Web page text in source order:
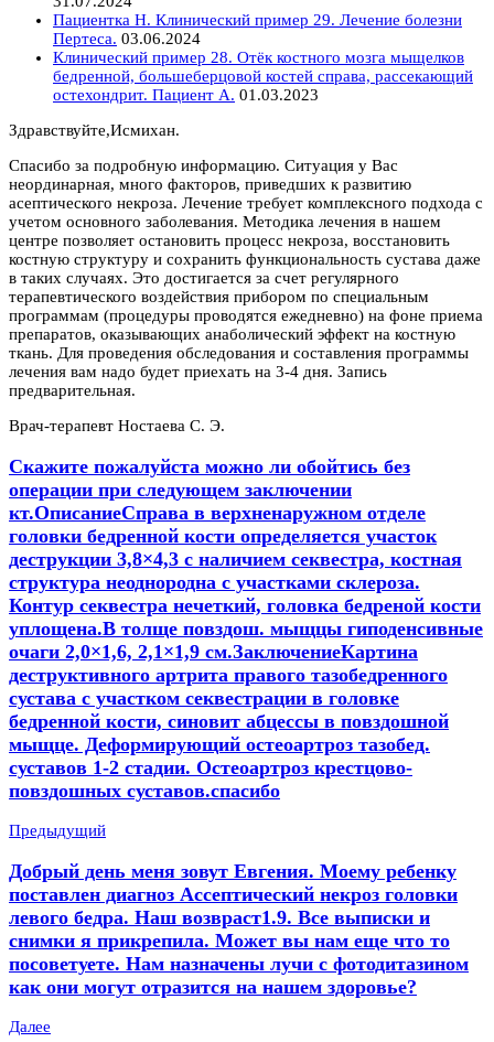
Пациентка Н. Клинический пример 29. Лечение болезни
Пертеса. 03.06.2024
Клинический пример 28. Отёк костного мозга мыщелков
бедренной, большеберцовой костей справа, рассекающий
остехондрит. Пациент А. 01.03.2023
Здравствуйте,Исмихан.
Спасибо за подробную информацию. Ситуация у Вас
неординарная, много факторов, приведших к развитию
асептического некроза. Лечение требует комплексного подхода с
учетом основного заболевания. Методика лечения в нашем
центре позволяет остановить процесс некроза, восстановить
костную структуру и сохранить функциональность сустава даже
в таких случаях. Это достигается за счет регулярного
терапевтического воздействия прибором по специальным
программам (процедуры проводятся ежедневно) на фоне приема
препаратов, оказывающих анаболический эффект на костную
ткань. Для проведения обследования и составления программы
лечения вам надо будет приехать на 3­-4 дня. Запись
предварительная.
Врач-­терапевт Ностаева С. Э.
Скажите пожалуйста можно ли обойтись без
операции при следующем заключении
кт.ОписаниеСправа в верхненаружном отделе
головки бедренной кости определяется участок
деструкции 3,8×4,3 с наличием секвестра, костная
структура неоднородна с участками склероза.
Контур секвестра нечеткий, головка бедреной кости
уплощена.В толще повздош. мыщцы гиподенсивные
очаги 2,0×1,6, 2,1×1,9 см.ЗаключениеКартина
деструктивного артрита правого тазобедренного
сустава с участком секвестрации в головке
бедренной кости, синовит абцессы в повздошной
мыщце. Деформирующий остеоартроз тазобед.
суставов 1-2 стадии. Остеоартроз крестцово-
повздошных суставов.спасибо
Предыдущий
Добрый день меня зовут Евгения. Моему ребенку
поставлен диагноз Ассептический некроз головки
левого бедра. Наш возвраст1.9. Все выписки и
снимки я прикрепила. Может вы нам еще что то
посоветуете. Нам назначены лучи с фотодитазином
как они могут отразится на нашем здоровье?
Далее